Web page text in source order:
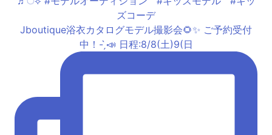
Jboutique浴衣カタログモデル撮影会🌻✨ ご予約受付
中！- ̗̀📣 日程:8/8(土)9(日